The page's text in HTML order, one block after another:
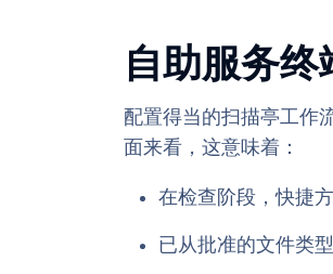
自助服务
配置得当的扫描亭工作
面来看，这意味着：
在检查阶段，快捷
已从批准的文件类